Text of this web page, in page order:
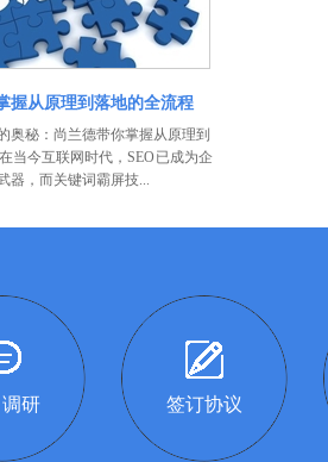
握从原理到落地的全流程
奥秘：尚兰德带你掌握从原理到
当今互联网时代，SEO 已成为企
器，而关键词霸屏技...
研 签订协议